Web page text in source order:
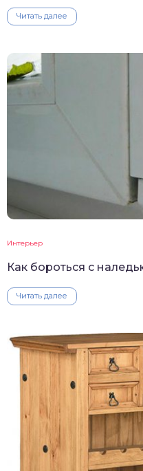
Читать далее
Интерьер
Как бороться с
Читать далее